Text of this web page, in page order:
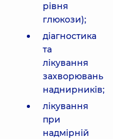
рівня
глюкози);
діагностика
та
лікування
захворювань
наднирників;
лікування
при
надмірній